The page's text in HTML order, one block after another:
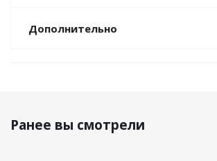
Дополнительно
Ранее вы смотрели